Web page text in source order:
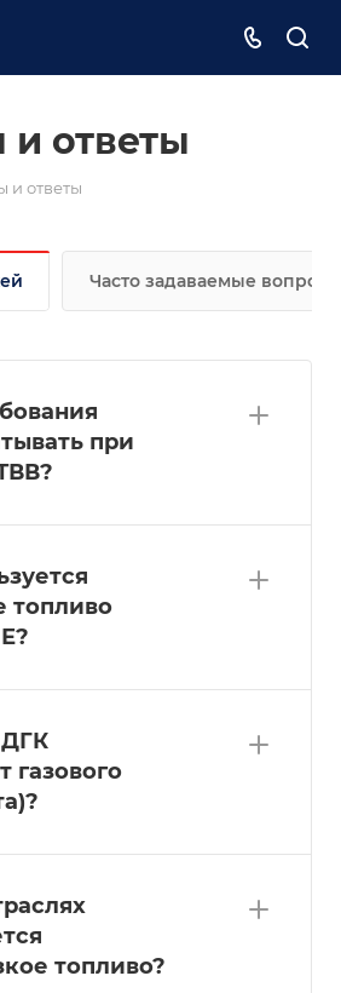
ответы
и ответы
Часто задаваемые вопросы
при
топливо
ДГК
газового
топливо?